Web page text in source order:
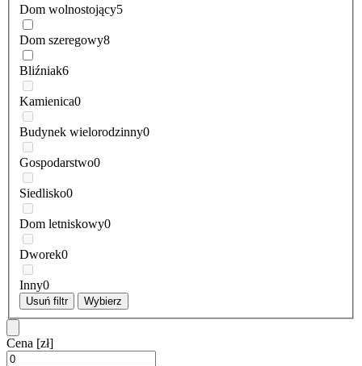
Dom wolnostojący5
Dom szeregowy8
Bliźniak6
Kamienica0
Budynek wielorodzinny0
Gospodarstwo0
Siedlisko0
Dom letniskowy0
Dworek0
Inny0
Usuń filtr Wybierz
Cena [zł]